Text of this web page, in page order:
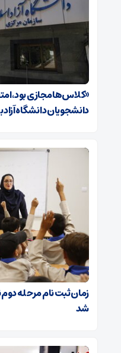
«کلاس‌ها مجازی بود،
دانشجویان دانشگاه
زمان ثبت نام مرحله دوم
شد